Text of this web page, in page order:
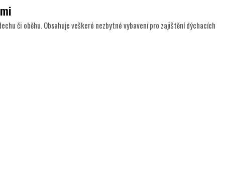
či oběhu. Obsahuje veškeré nezbytné vybavení pro zajištění dýchacích